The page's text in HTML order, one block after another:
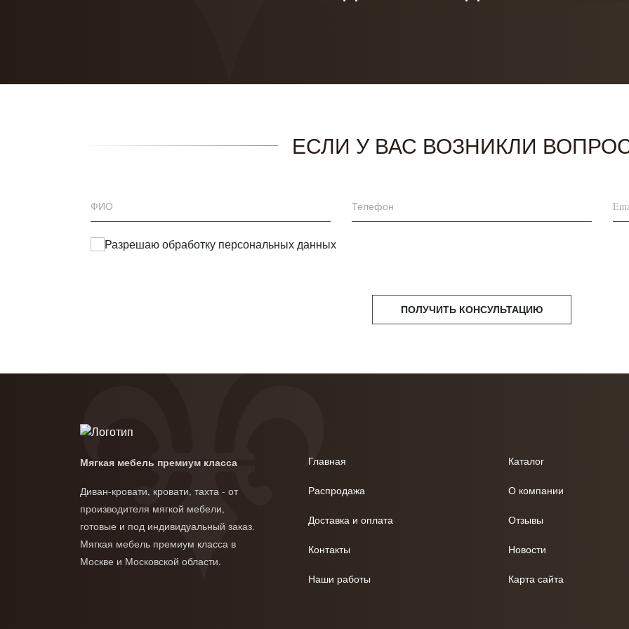
ЕСЛИ У ВАС ВОЗНИКЛИ
Разрешаю обработку персональных данных
ПОЛУЧИТЬ КОНСУЛЬТАЦИЮ
Мягкая мебель премиум класса
Диван-кровати, кровати, тахта - от
производителя мягкой мебели,
готовые и под индивидуальный заказ.
Мягкая мебель премиум класса в
Москве и Московской области.
Главная
Распродажа
Доставка и оплата
Контакты
Наши работы
Каталог
О компании
Отзывы
Новости
Карта сайта